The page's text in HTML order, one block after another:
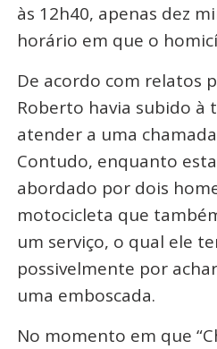
às 12h40, apenas dez
horário em que o
De acordo com relatos
Roberto havia subido à
atender a uma
Contudo, enquanto
abordado por dois
motocicleta que
um serviço, o qual ele
possivelmente por
uma emboscada.
No momento em que